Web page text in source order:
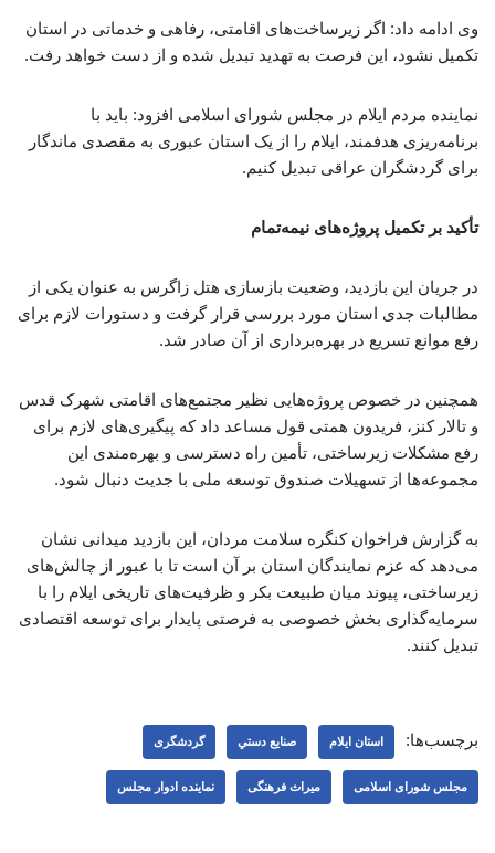
وی ادامه داد: اگر زیرساخت‌های اقامتی، رفاهی و خدماتی در استان
تکمیل نشود، این فرصت به تهدید تبدیل شده و از دست خواهد رفت.
نماینده مردم ایلام در مجلس شورای اسلامی افزود: باید با
برنامه‌ریزی هدفمند، ایلام را از یک استان عبوری به مقصدی ماندگار
برای گردشگران عراقی تبدیل کنیم.
تأکید بر تکمیل پروژه‌های نیمه‌تمام
در جریان این بازدید، وضعیت بازسازی هتل زاگرس به عنوان یکی از
مطالبات جدی استان مورد بررسی قرار گرفت و دستورات لازم برای
رفع موانع تسریع در بهره‌برداری از آن صادر شد.
همچنین در خصوص پروژه‌هایی نظیر مجتمع‌های اقامتی شهرک قدس
و تالار کنز، فریدون همتی قول مساعد داد که پیگیری‌های لازم برای
رفع مشکلات زیرساختی، تأمین راه دسترسی و بهره‌مندی این
مجموعه‌ها از تسهیلات صندوق توسعه ملی با جدیت دنبال شود.
به گزارش فراخوان کنگره سلامت مردان، این بازدید میدانی نشان
می‌دهد که عزم نمایندگان استان بر آن است تا با عبور از چالش‌های
زیرساختی، پیوند میان طبیعت بکر و ظرفیت‌های تاریخی ایلام را با
سرمایه‌گذاری بخش خصوصی به فرصتی پایدار برای توسعه اقتصادی
تبدیل کنند.
برچسب‌ها: استان ایلام صنايع دستي گردشگری
مجلس شورای اسلامی میراث فرهنگی نماینده ادوار مجلس